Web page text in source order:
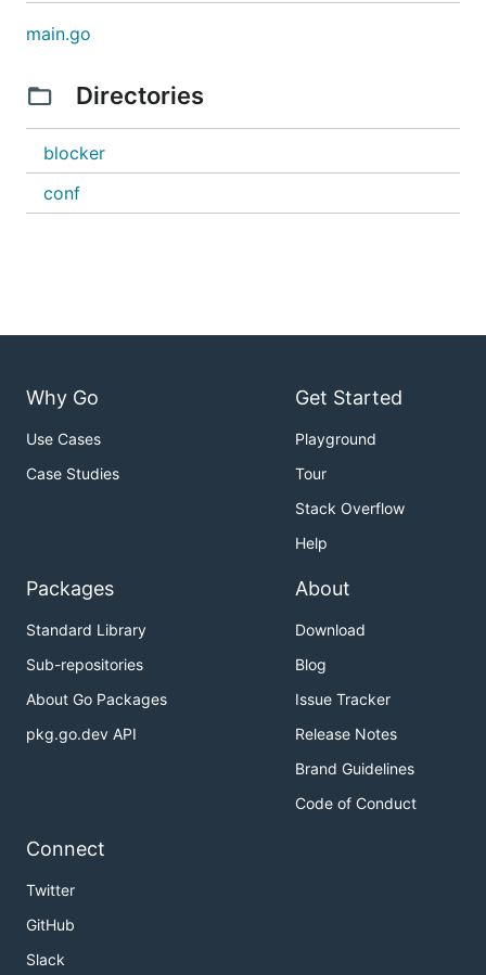
}
	"#うちの子どうしてこうなった選手権",
	"pixiv",
	"描きました",
	"入社式",
var NGScreenName = []string{
}
main.go
Directories
blocker
conf
Why Go
Use Cases
Case Studies
Get Started
Playground
Tour
Stack Overflow
Help
Packages
Standard Library
Sub-repositories
About Go Packages
pkg.go.dev API
About
Download
Blog
Issue Tracker
Release Notes
Brand Guidelines
Code of Conduct
Connect
Twitter
GitHub
Slack